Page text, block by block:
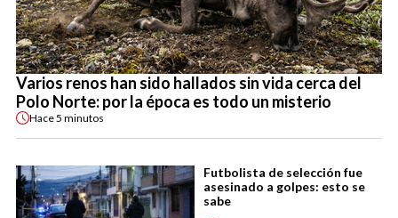
Varios renos han sido hallados sin vida cerca del
Polo Norte: por la época es todo un misterio
Hace5 minutos
Futbolista de selección fue
asesinado a golpes: esto se
sabe